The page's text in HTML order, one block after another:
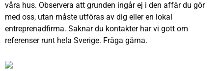
våra hus. Observera att grunden ingår ej i den affär du gör
med oss, utan måste utföras av dig eller en lokal
entreprenadfirma. Saknar du kontakter har vi gott om
referenser runt hela Sverige. Fråga gärna.